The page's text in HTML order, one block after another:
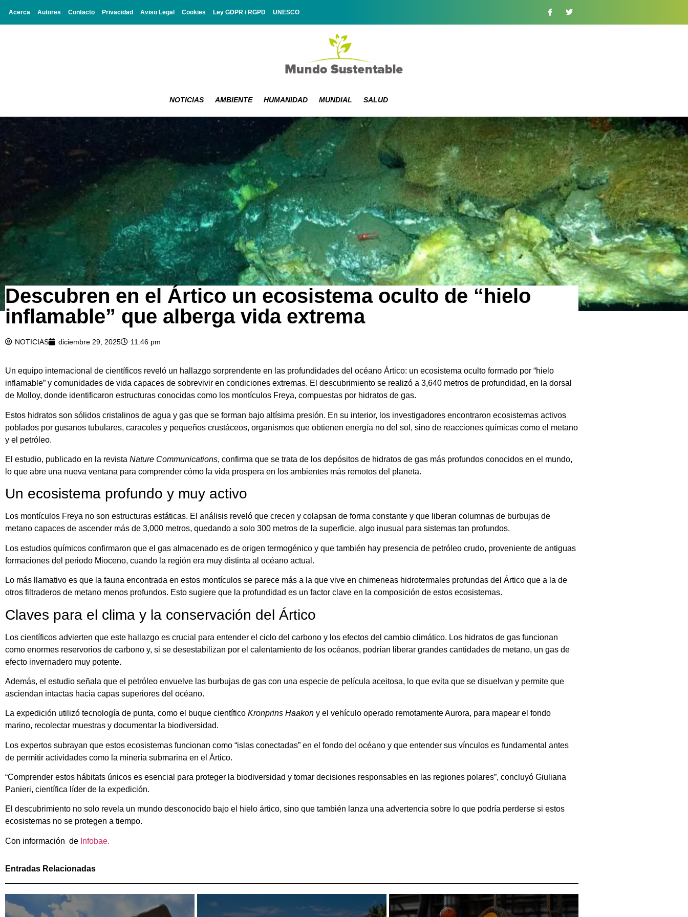
Acerca Autores Contacto Privacidad Aviso Legal Cookies Ley GDPR / RGPD UNESCO
NOTICIAS AMBIENTE HUMANIDAD MUNDIAL SALUD
Descubren en el Ártico un ecosistema oculto de “hielo
inflamable” que alberga vida extrema
NOTICIAS diciembre 29, 2025 11:46 pm
Un equipo internacional de científicos reveló un hallazgo sorprendente en las profundidades del océano Ártico: un ecosistema oculto formado por “hielo
inflamable” y comunidades de vida capaces de sobrevivir en condiciones extremas. El descubrimiento se realizó a 3,640 metros de profundidad, en la dorsal
de Molloy, donde identificaron estructuras conocidas como los montículos Freya, compuestas por hidratos de gas.
Estos hidratos son sólidos cristalinos de agua y gas que se forman bajo altísima presión. En su interior, los investigadores encontraron ecosistemas activos
poblados por gusanos tubulares, caracoles y pequeños crustáceos, organismos que obtienen energía no del sol, sino de reacciones químicas como el metano
y el petróleo.
El estudio, publicado en la revista Nature Communications, confirma que se trata de los depósitos de hidratos de gas más profundos conocidos en el mundo,
lo que abre una nueva ventana para comprender cómo la vida prospera en los ambientes más remotos del planeta.
Un ecosistema profundo y muy activo
Los montículos Freya no son estructuras estáticas. El análisis reveló que crecen y colapsan de forma constante y que liberan columnas de burbujas de
metano capaces de ascender más de 3,000 metros, quedando a solo 300 metros de la superficie, algo inusual para sistemas tan profundos.
Los estudios químicos confirmaron que el gas almacenado es de origen termogénico y que también hay presencia de petróleo crudo, proveniente de antiguas
formaciones del periodo Mioceno, cuando la región era muy distinta al océano actual.
Lo más llamativo es que la fauna encontrada en estos montículos se parece más a la que vive en chimeneas hidrotermales profundas del Ártico que a la de
otros filtraderos de metano menos profundos. Esto sugiere que la profundidad es un factor clave en la composición de estos ecosistemas.
Claves para el clima y la conservación del Ártico
Los científicos advierten que este hallazgo es crucial para entender el ciclo del carbono y los efectos del cambio climático. Los hidratos de gas funcionan
como enormes reservorios de carbono y, si se desestabilizan por el calentamiento de los océanos, podrían liberar grandes cantidades de metano, un gas de
efecto invernadero muy potente.
Además, el estudio señala que el petróleo envuelve las burbujas de gas con una especie de película aceitosa, lo que evita que se disuelvan y permite que
asciendan intactas hacia capas superiores del océano.
La expedición utilizó tecnología de punta, como el buque científico Kronprins Haakon y el vehículo operado remotamente Aurora, para mapear el fondo
marino, recolectar muestras y documentar la biodiversidad.
Los expertos subrayan que estos ecosistemas funcionan como “islas conectadas” en el fondo del océano y que entender sus vínculos es fundamental antes
de permitir actividades como la minería submarina en el Ártico.
“Comprender estos hábitats únicos es esencial para proteger la biodiversidad y tomar decisiones responsables en las regiones polares”, concluyó Giuliana
Panieri, científica líder de la expedición.
El descubrimiento no solo revela un mundo desconocido bajo el hielo ártico, sino que también lanza una advertencia sobre lo que podría perderse si estos
ecosistemas no se protegen a tiempo.
Con información de Infobae.
Entradas Relacionadas